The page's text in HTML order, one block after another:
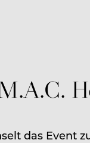
das Event